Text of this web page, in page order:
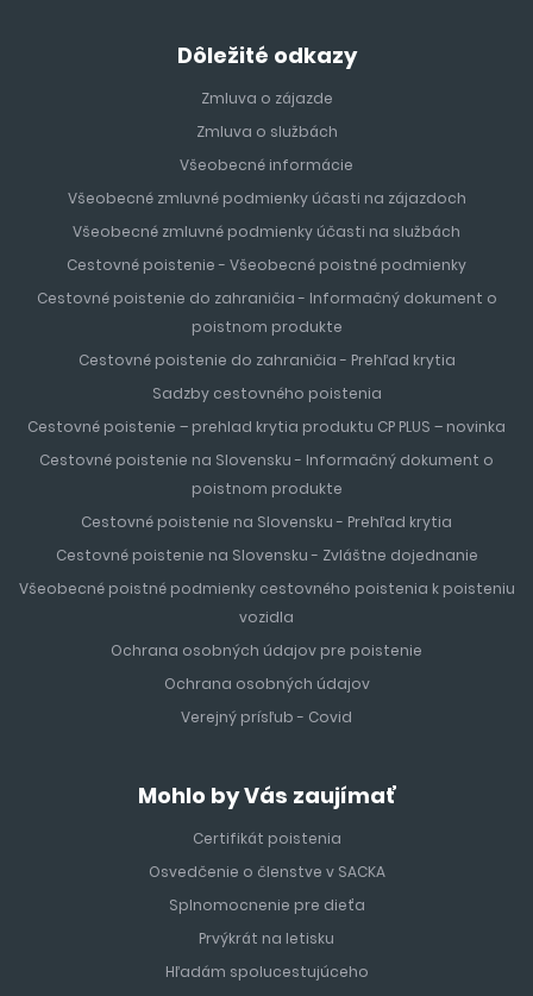
Dôležité odkazy
Zmluva o zájazde
Zmluva o službách
Všeobecné informácie
Všeobecné zmluvné podmienky účasti na zájazdoch
Všeobecné zmluvné podmienky účasti na službách
Cestovné poistenie - Všeobecné poistné podmienky
Cestovné poistenie do zahraničia - Informačný dokument o
poistnom produkte
Cestovné poistenie do zahraničia - Prehľad krytia
Sadzby cestovného poistenia
Cestovné poistenie – prehlad krytia produktu CP PLUS – novinka
Cestovné poistenie na Slovensku - Informačný dokument o
poistnom produkte
Cestovné poistenie na Slovensku - Prehľad krytia
Cestovné poistenie na Slovensku - Zvláštne dojednanie
Všeobecné poistné podmienky cestovného poistenia k poisteniu
vozidla
Ochrana osobných údajov pre poistenie
Ochrana osobných údajov
Verejný prísľub - Covid
Mohlo by Vás zaujímať
Certifikát poistenia
Osvedčenie o členstve v SACKA
Splnomocnenie pre dieťa
Prvýkrát na letisku
Hľadám spolucestujúceho